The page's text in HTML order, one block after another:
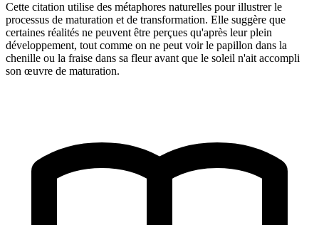
Cette citation utilise des métaphores naturelles pour illustrer le
processus de maturation et de transformation. Elle suggère que
certaines réalités ne peuvent être perçues qu'après leur plein
développement, tout comme on ne peut voir le papillon dans la
chenille ou la fraise dans sa fleur avant que le soleil n'ait accompli
son œuvre de maturation.